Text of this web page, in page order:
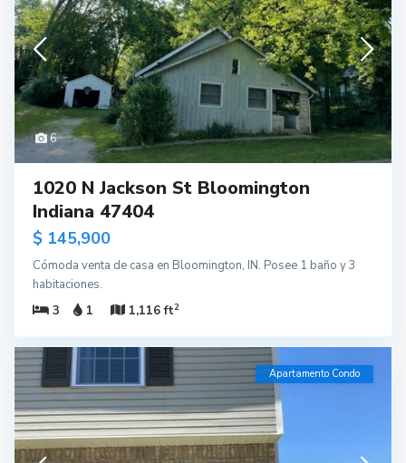
6
1020 N Jackson St Bloomington
Indiana 47404
$ 145,900
Cómoda venta de casa en Bloomington, IN. Posee 1 baño y 3
habitaciones.
3
1 1,116 ft2
Apartamento Condo